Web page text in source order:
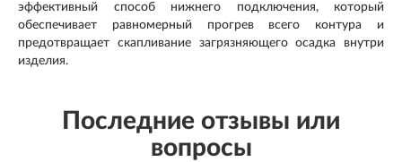
эффективный способ нижнего подключения, который
обеспечивает равномерный прогрев всего контура и
предотвращает скапливание загрязняющего осадка внутри
изделия.
Последние отзывы или
вопросы